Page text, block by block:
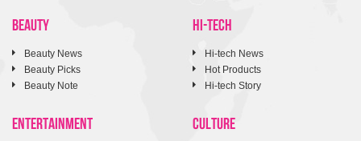
BEAUTY
Beauty News
Beauty Picks
Beauty Note
HI-TECH
Hi-tech News
Hot Products
Hi-tech Story
ENTERTAINMENT CULTURE